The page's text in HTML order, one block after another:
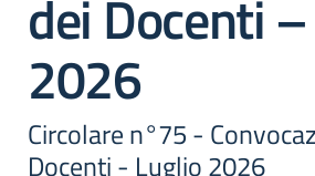
dei Docenti
2026
Circolare n°75 -
Docenti - Luglio 2026